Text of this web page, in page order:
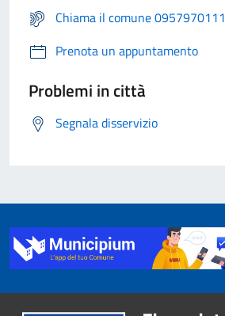
Chiama il comune 0957970111
Prenota un appuntamento
Problemi in città
Segnala disservizio